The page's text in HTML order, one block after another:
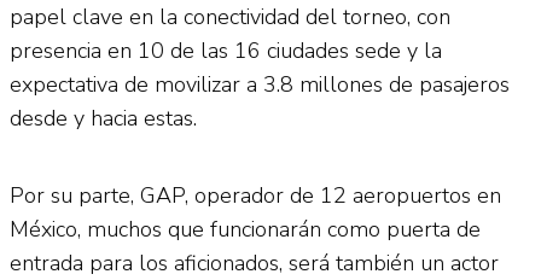
papel clave en la conectividad del torneo, con
presencia en 10 de las 16 ciudades sede y la
expectativa de movilizar a 3.8 millones de pasajeros
desde y hacia estas.
Por su parte, GAP, operador de 12 aeropuertos en
México, muchos que funcionarán como puerta de
entrada para los aficionados, será también un actor